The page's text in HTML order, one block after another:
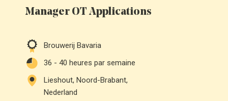
Manager OT Applications
Brouwerij Bavaria
36 - 40 heures par semaine
Lieshout, Noord-Brabant,
Nederland